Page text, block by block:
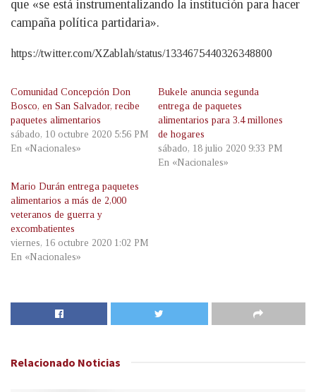
que «se está instrumentalizando la institución para hacer
campaña política partidaria».
https://twitter.com/XZablah/status/1334675440326348800
Comunidad Concepción Don
Bosco, en San Salvador, recibe
paquetes alimentarios
sábado, 10 octubre 2020 5:56 PM
En «Nacionales»
Bukele anuncia segunda
entrega de paquetes
alimentarios para 3.4 millones
de hogares
sábado, 18 julio 2020 9:33 PM
En «Nacionales»
Mario Durán entrega paquetes
alimentarios a más de 2,000
veteranos de guerra y
excombatientes
viernes, 16 octubre 2020 1:02 PM
En «Nacionales»
Relacionado Noticias